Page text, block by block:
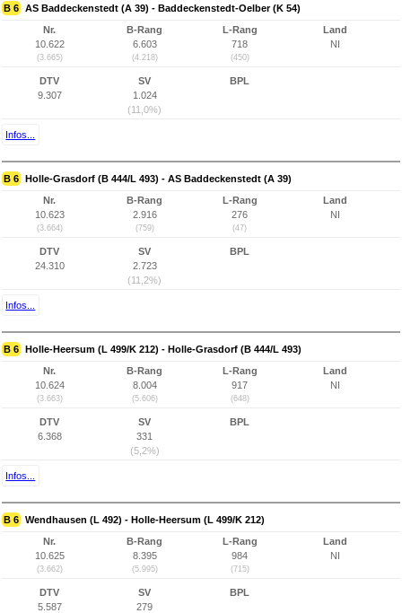
B 6 AS Baddeckenstedt (A 39) - Baddeckenstedt-Oelber (K 54)
Nr.
10.622
(3.665)
B-Rang
6.603
(4.218)
L-Rang
718
(450)
Land
NI
DTV
9.307
SV
1.024
(11,0%)
BPL
Infos...
B 6 Holle-Grasdorf (B 444/L 493) - AS Baddeckenstedt (A 39)
Nr.
10.623
(3.664)
B-Rang
2.916
(759)
L-Rang
276
(47)
Land
NI
DTV
24.310
SV
2.723
(11,2%)
BPL
Infos...
B 6 Holle-Heersum (L 499/K 212) - Holle-Grasdorf (B 444/L 493)
Nr.
10.624
(3.663)
B-Rang
8.004
(5.606)
L-Rang
917
(648)
Land
NI
DTV
6.368
SV
331
(5,2%)
BPL
Infos...
B 6 Wendhausen (L 492) - Holle-Heersum (L 499/K 212)
Nr.
10.625
(3.662)
B-Rang
8.395
(5.995)
L-Rang
984
(715)
Land
NI
DTV
5.587
SV
279
BPL